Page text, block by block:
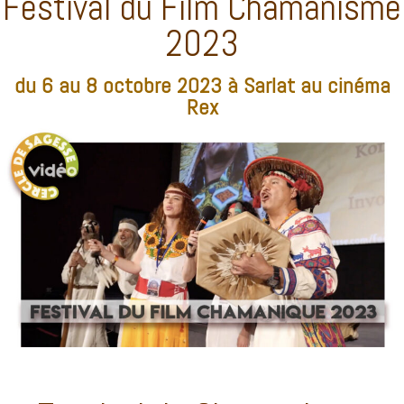
2023
du 6 au 8 octobre 2023 à Sarlat au cinéma
Rex